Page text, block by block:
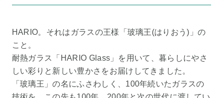
HARIO。それはガラスの王様「玻璃王(はりおう)」の
こと。
耐熱ガラス「HARIO Glass」を用いて、暮らしにやさ
しい彩りと新しい豊かさをお届けしてきました。
「玻璃王」の名にふさわしく、100年続いたガラスの